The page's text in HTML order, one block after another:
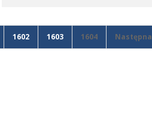
1602 1603 1604 Następna